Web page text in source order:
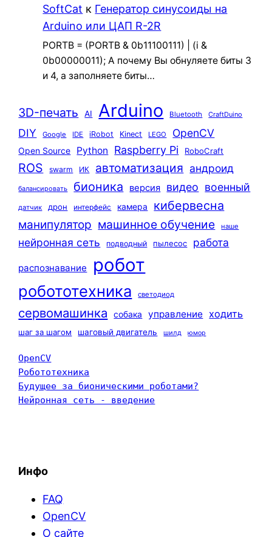
SoftCat к Генератор синусоиды на
Arduino или ЦАП R-2R
PORTB = (PORTB & 0b11100111) | (i &
0b00000011); А почему Вы обнуляете биты 3
и 4, а заполняете биты…
3D-печать AI Arduino Bluetooth CraftDuino
DIY Google IDE iRobot Kinect LEGO OpenCV
Open Source Python Raspberry Pi RoboCraft
ROS swarm ИК автоматизация андроид
балансировать бионика версия видео военный
датчик дрон интерфейс камера кибервесна
манипулятор машинное обучение наше
нейронная сеть подводный пылесос работа
распознавание робот
робототехника светодиод
сервомашинка собака управление ходить
шаг за шагом шаговый двигатель шилд юмор
OpenCV
Робототехника
Будущее за бионическими роботами?
Нейронная сеть - введение
Инфо
FAQ
OpenCV
О сайте